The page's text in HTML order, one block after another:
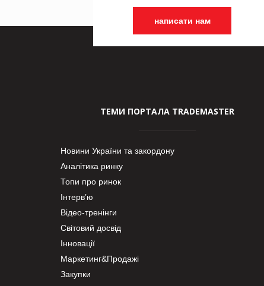
написати нам
ТЕМИ ПОРТАЛА TRADEMASTER
Новини України та закордону
Аналітика ринку
Топи про ринок
Інтерв’ю
Відео-тренінги
Світовий досвід
Інновації
Маркетинг&Продажі
Закупки